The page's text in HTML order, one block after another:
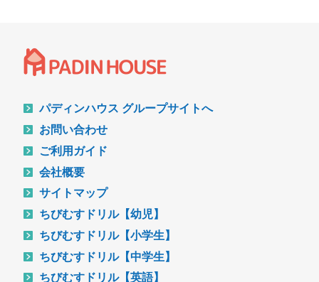
パディンハウス グループサイトへ
お問い合わせ
ご利用ガイド
会社概要
サイトマップ
ちびむすドリル【幼児】
ちびむすドリル【小学生】
ちびむすドリル【中学生】
ちびむすドリル【英語】